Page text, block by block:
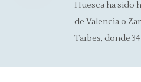
Huesca ha sido
de Valencia o
Tarbes, donde